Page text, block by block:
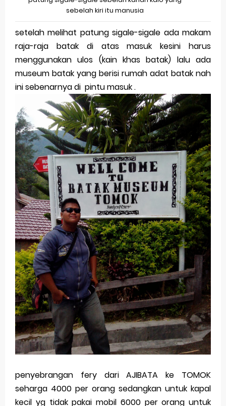
sebelah kiri itu manusia
setelah melihat patung sigale-sigale ada makam
raja-raja batak di atas masuk kesini harus
menggunakan ulos (kain khas batak) lalu ada
museum batak yang berisi rumah adat batak nah
ini sebenarnya di pintu masuk .
penyebrangan fery dari AJIBATA ke TOMOK
seharga 4000 per orang sedangkan untuk kapal
kecil yg tidak pakai mobil 6000 per orang untuk